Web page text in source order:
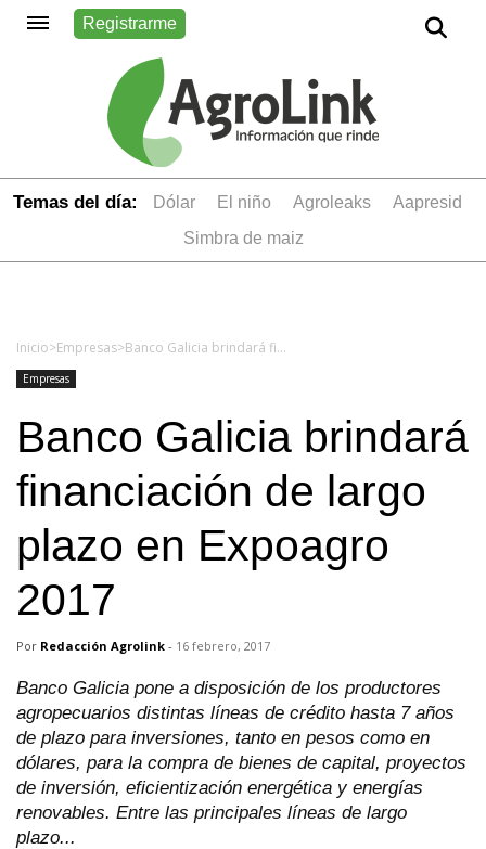
Registrarme
Temas del día: dólar el niño Agroleaks
aapresid
simbra de maiz
Inicio>Empresas> Banco Galicia brindará financiación de largo plazo en Expoagro 2017
Empresas
Banco Galicia brindará
financiación de largo
plazo en Expoagro
2017
Por Redacción Agrolink - 16 febrero, 2017
Banco Galicia pone a disposición de los productores
agropecuarios distintas líneas de crédito hasta 7 años
de plazo para inversiones, tanto en pesos como en
dólares, para la compra de bienes de capital, proyectos
de inversión, eficientización energética y energías
renovables. Entre las principales líneas de largo
plazo...